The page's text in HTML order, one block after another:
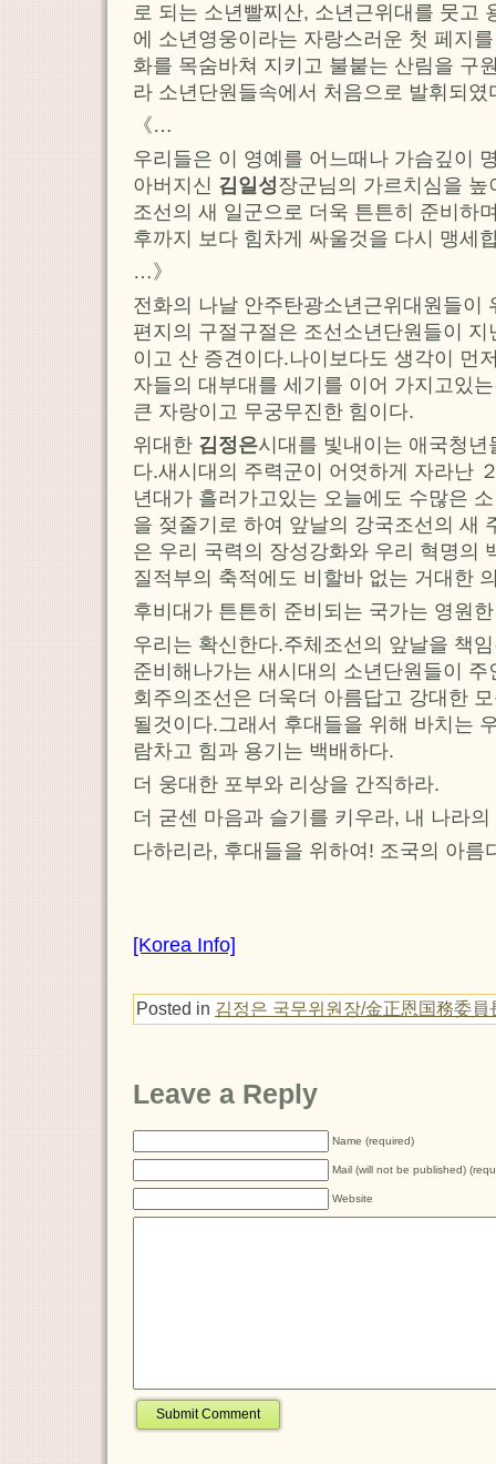
로 되는 소년빨찌산, 소년근위대를 뭇고
에 소년영웅이라는 자랑스러운 첫 페지
화를 목숨바쳐 지키고 불붙는 산림을 구
라 소년단원들속에서 처음으로 발휘되였
《…
우리들은 이 영예를 어느때나 가슴깊이
아버지신 김일성장군님의 가르치심을
조선의 새 일군으로 더욱 튼튼히 준비하
후까지 보다 힘차게 싸울것을 다시 맹세
…》
전화의 나날 안주탄광소년근위대원들이
편지의 구절구절은 조선소년단원들이
이고 산 증견이다.나이보다도 생각이 먼
자들의 대부대를 세기를 이어 가지고있
큰 자랑이고 무궁무진한 힘이다.
위대한 김정은시대를 빛내이는 애국청
다.새시대의 주력군이 어엿하게 자라난
년대가 흘러가고있는 오늘에도 수많은
을 젖줄기로 하여 앞날의 강국조선의 새
은 우리 국력의 장성강화와 우리 혁명의
질적부의 축적에도 비할바 없는 거대한
후비대가 튼튼히 준비되는 국가는 영원
우리는 확신한다.주체조선의 앞날을 책
준비해나가는 새시대의 소년단원들이
회주의조선은 더욱더 아름답고 강대한
될것이다.그래서 후대들을 위해 바치는
람차고 힘과 용기는 백배하다.
더 웅대한 포부와 리상을 간직하라.
더 굳센 마음과 슬기를 키우라, 내 나라
다하리라, 후대들을 위하여! 조국의 아름
[Korea Info]
Posted in 김정은 국무위원장/金正恩国務委員
Leave a Reply
Name (required)
Mail (will not be published)
Website